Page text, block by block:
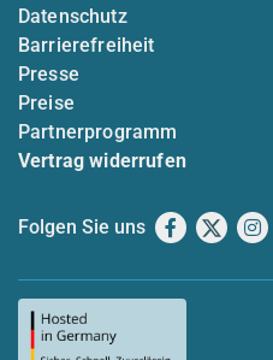
Datenschutz
Barrierefreiheit
Presse
Preise
Partnerprogramm
Vertrag widerrufen
Folgen Sie uns Facebook
X